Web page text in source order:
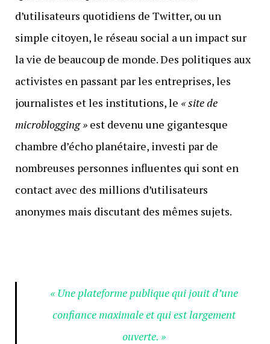
d’utilisateurs quotidiens de Twitter, ou un
simple citoyen, le réseau social a un impact sur
la vie de beaucoup de monde. Des politiques aux
activistes en passant par les entreprises, les
journalistes et les institutions, le « site de
microblogging »est devenu une gigantesque
chambre d’écho planétaire, investi par de
nombreuses personnes influentes qui sont en
contact avec des millions d’utilisateurs
anonymes mais discutant des mêmes sujets.
« Une plateforme publique qui jouit d’une
confiance maximale et qui est largement
ouverte. »